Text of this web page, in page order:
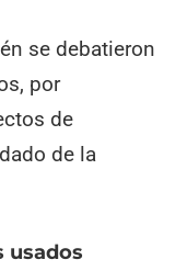
se debatieron
por
de
de la
usados